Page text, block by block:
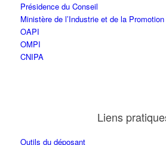
Présidence du Conseil
Ministère de l’Industrie et de la
OAPI
OMPI
CNIPA
Liens
Outils du déposant